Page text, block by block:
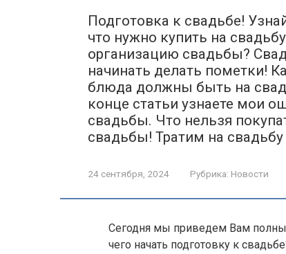
Подготовка к свадьбе!
что нужно купить на
организацию свадьбы?
начинать делать пометки!
блюда должны быть на
конце статьи узнаете мои
свадьбы. Что нельзя
свадьбы! Тратим на
24 сентября, 2024 Рубрика: Новости
Сегодня мы приведем Вам
чего начать подготовку к